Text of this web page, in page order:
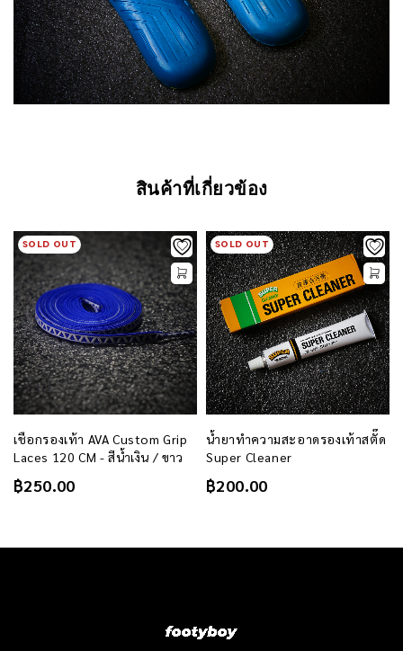
สินค้าที่เกี่ยวข้อง
SOLD OUT
เชือกรองเท้า AVA Custom Grip
Laces 120 CM - สีน้ำเงิน / ขาว
฿250.00
SOLD OUT
น้ำยาทำความสะอาดรองเท้าสตั๊ด
Super Cleaner
฿200.00